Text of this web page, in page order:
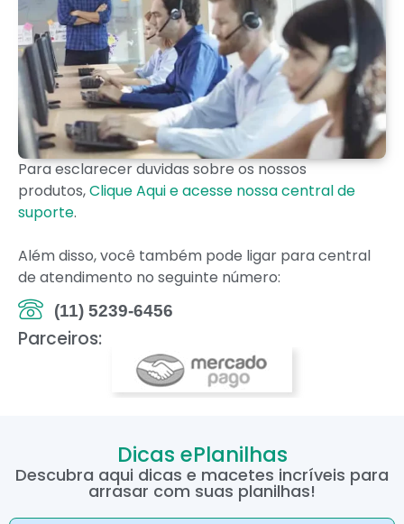
Para esclarecer duvidas sobre os nossos
produtos,Clique Aqui e acesse nossa central de
suporte.
Além disso, você também pode ligar para central
de atendimento no seguinte número:
(11) 5239-6456
Parceiros:
Dicas ePlanilhas
Descubra aqui dicas e macetes incríveis para
arrasar com suas planilhas!